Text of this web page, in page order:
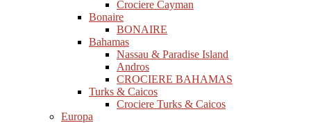
Crociere Cayman
Bonaire
BONAIRE
Bahamas
Nassau & Paradise Island
Andros
CROCIERE BAHAMAS
Turks & Caicos
Crociere Turks & Caicos
Europa